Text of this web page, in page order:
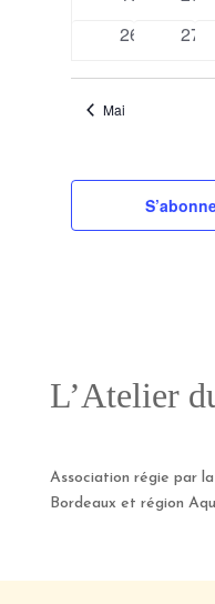
0
26
0
27
Mai
L’Atelier
Association régie par
Bordeaux et région